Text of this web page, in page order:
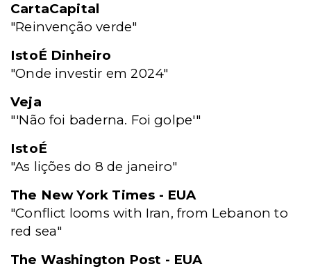
CartaCapital
"Reinvenção verde"
IstoÉ Dinheiro
"Onde investir em 2024"
Veja
"'Não foi baderna. Foi golpe'"
IstoÉ
"As lições do 8 de janeiro"
The New York Times - EUA
"Conflict looms with Iran, from Lebanon to
red sea"
The Washington Post - EUA